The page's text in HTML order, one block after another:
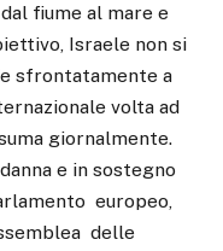
fiume al mare e
Israele non si
sfrontatamente a
volta ad
giornalmente.
e in sostegno
europeo,
delle